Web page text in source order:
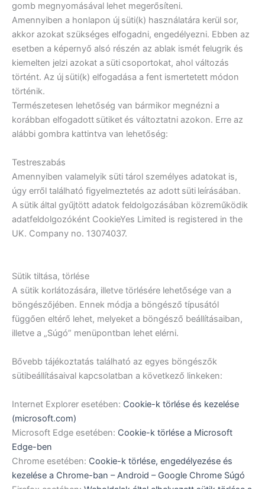
gomb megnyomásával lehet megerősíteni.
Amennyiben a honlapon új süti(k) használatára kerül sor,
akkor azokat szükséges elfogadni, engedélyezni. Ebben az
esetben a képernyő alsó részén az ablak ismét felugrik és
kiemelten jelzi azokat a süti csoportokat, ahol változás
történt. Az új süti(k) elfogadása a fent ismertetett módon
történik.
Természetesen lehetőség van bármikor megnézni a
korábban elfogadott sütiket és változtatni azokon. Erre az
alábbi gombra kattintva van lehetőség:
Testreszabás
Amennyiben valamelyik süti tárol személyes adatokat is,
úgy erről található figyelmeztetés az adott süti leírásában.
A sütik által gyűjtött adatok feldolgozásában közreműködik
adatfeldolgozóként CookieYes Limited is registered in the
UK. Company no. 13074037.
Sütik tiltása, törlése
A sütik korlátozására, illetve törlésére lehetősége van a
böngészőjében. Ennek módja a böngésző típusától
függően eltérő lehet, melyeket a böngésző beállításaiban,
illetve a „Súgó” menüpontban lehet elérni.
Bővebb tájékoztatás található az egyes böngészők
sütibeállításaival kapcsolatban a következő linkeken:
Internet Explorer esetében: Cookie-k törlése és kezelése
(microsoft.com)
Microsoft Edge esetében: Cookie-k törlése a Microsoft
Edge-ben
Chrome esetében: Cookie-k törlése, engedélyezése és
kezelése a Chrome-ban – Android – Google Chrome Súgó